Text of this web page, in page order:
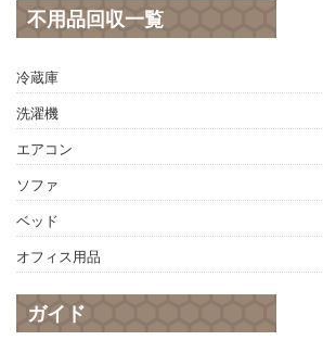
不用品回収一覧
冷蔵庫
洗濯機
エアコン
ソファ
ベッド
オフィス用品
ガイド